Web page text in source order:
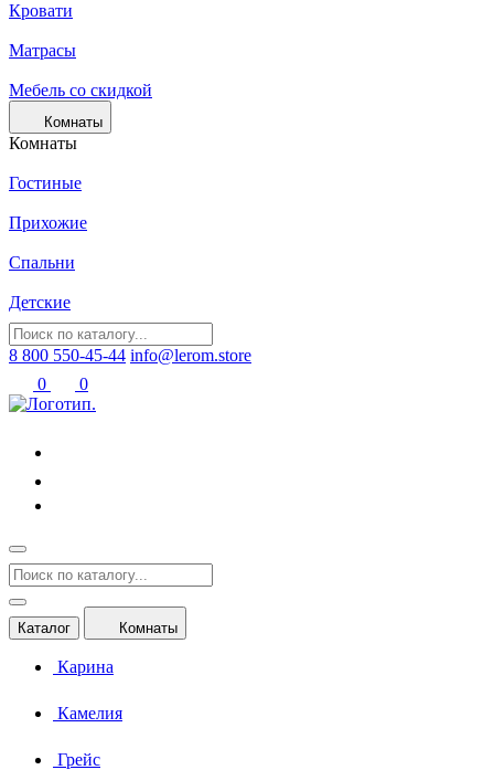
Кровати
Матрасы
Мебель со скидкой
Комнаты
Комнаты
Гостиные
Прихожие
Спальни
Детские
8 800 550-45-44 info@lerom.store
0
0
Каталог Комнаты
Карина
Камелия
Грейс